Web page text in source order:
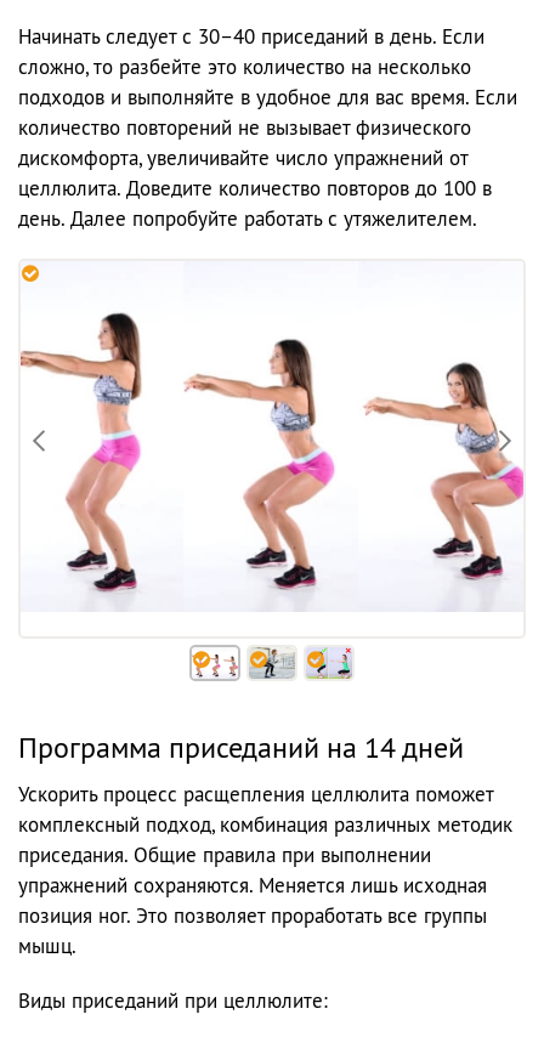
Начинать следует с 30–40 приседаний в день. Если
сложно, то разбейте это количество на несколько
подходов и выполняйте в удобное для вас время. Если
количество повторений не вызывает физического
дискомфорта, увеличивайте число упражнений от
целлюлита. Доведите количество повторов до 100 в
день. Далее попробуйте работать с утяжелителем.
Программа приседаний на 14 дней
Ускорить процесс расщепления целлюлита поможет
комплексный подход, комбинация различных методик
приседания. Общие правила при выполнении
упражнений сохраняются. Меняется лишь исходная
позиция ног. Это позволяет проработать все группы
мышц.
Виды приседаний при целлюлите: